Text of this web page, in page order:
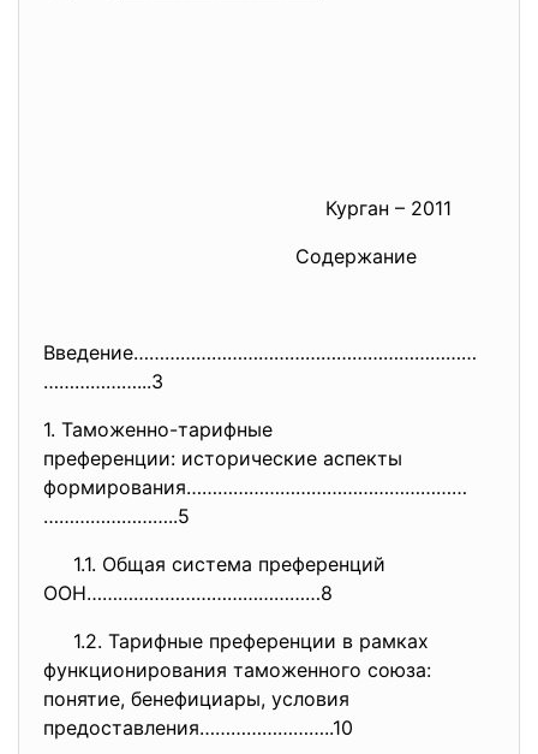
Курган – 2011
Содержание
Введение…………………………………………………………
………………...3
1. Таможенно-тарифные
преференции: исторические аспекты
формирования………………………………………………
……………………..5
1.1. Общая система преференций
ООН………………………………………8
1.2. Тарифные преференции в рамках
функционирования таможенного союза:
понятие, бенефициары, условия
предоставления……………………..10